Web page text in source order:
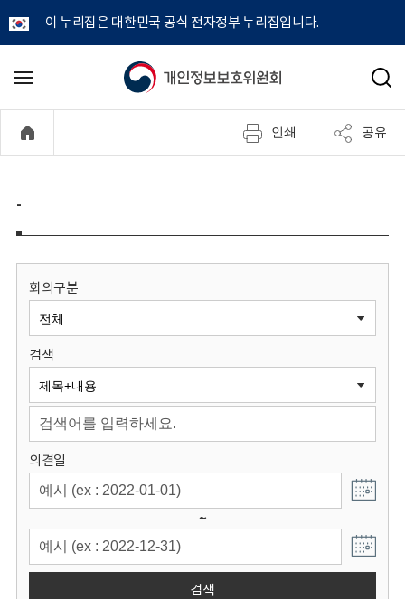
이 누리집은 대한민국 공식 전자정부 누리집입니다.
개
정
보
원
회
메
기
검
인쇄 공유
-
회의구분
검색
의결일
~
검색